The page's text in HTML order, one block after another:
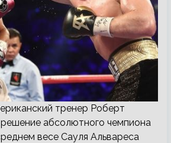
тренер Роберт
абсолютного чемпиона
весе Сауля Альвареса